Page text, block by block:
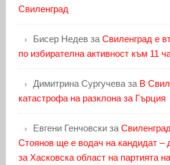
Свиленград
Бисер Недевза Свиленград е
по избирателна активност към 11
Димитрина Сургучеваза В
катастрофа на разклона за Гърция
Евгени Генчовскиза
Стоянов ще е водач на кандидат –
за Хасковска област на партията